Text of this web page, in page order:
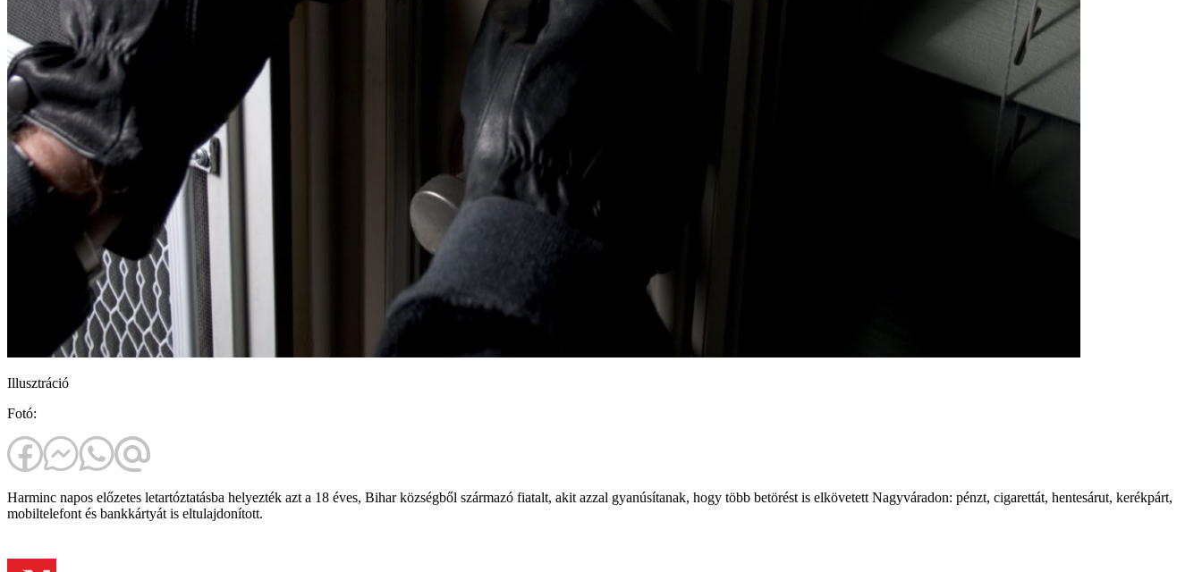
Illusztráció
Fotó:
Harminc napos előzetes letartóztatásba helyezték azt a 18 éves, Bihar községből származó fiatalt, akit azzal gyanúsítanak, hogy több betörést is elkövetett Nagyváradon: pénzt, cigarettát, hentesárut, kerékpárt,
mobiltelefont és bankkártyát is eltulajdonított.